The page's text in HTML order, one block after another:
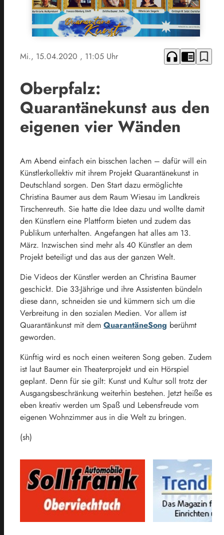
Mi., 15.04.2020 , 11:05 Uhr headphones chrome_reader_mode bookmark_border
Oberpfalz:
Quarantänekunst aus den
eigenen vier Wänden
Am Abend einfach ein bisschen lachen – dafür will ein
Künstlerkollektiv mit ihrem Projekt Quarantänekunst in
Deutschland sorgen. Den Start dazu ermöglichte
Christina Baumer aus dem Raum Wiesau im Landkreis
Tirschenreuth. Sie hatte die Idee dazu und wollte damit
den Künstlern eine Plattform bieten und zudem das
Publikum unterhalten. Angefangen hat alles am 13.
März. Inzwischen sind mehr als 40 Künstler an dem
Projekt beteiligt und das aus der ganzen Welt.
Die Videos der Künstler werden an Christina Baumer
geschickt. Die 33-Jährige und ihre Assistenten bündeln
diese dann, schneiden sie und kümmern sich um die
Verbreitung in den sozialen Medien. Vor allem ist
Quarantänkunst mit dem QuarantäneSong berühmt
geworden.
Künftig wird es noch einen weiteren Song geben. Zudem
ist laut Baumer ein Theaterprojekt und ein Hörspiel
geplant. Denn für sie gilt: Kunst und Kultur soll trotz der
Ausgangsbeschränkung weiterhin bestehen. Jetzt heiße es
eben kreativ werden um Spaß und Lebensfreude vom
eigenen Wohnzimmer aus in die Welt zu bringen.
(sh)